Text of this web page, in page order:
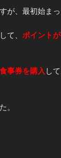
が、最初始ま
て、 ポイント
食事券を購入 し
。